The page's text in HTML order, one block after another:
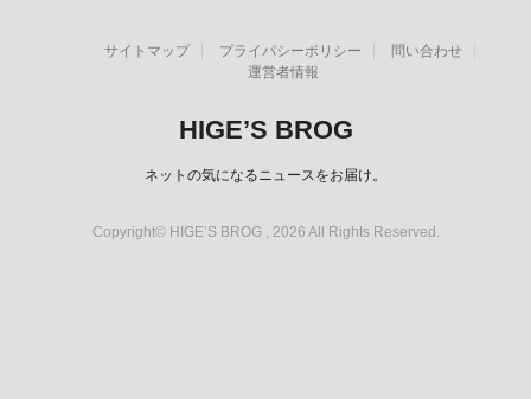
サイトマップ プライバシーポリシー
問い合わせ
運営者情報
HIGE’S BROG
ネットの気になるニュースをお届け。
Copyright© HIGE’S BROG , 2026 All Rights Reserved.